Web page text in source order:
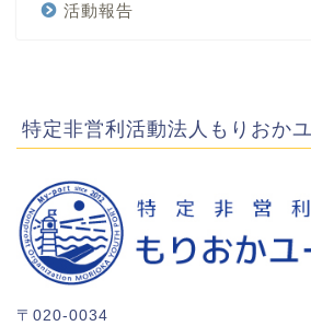
活動報告
特定非営利活動法人もりおか
〒020-0034